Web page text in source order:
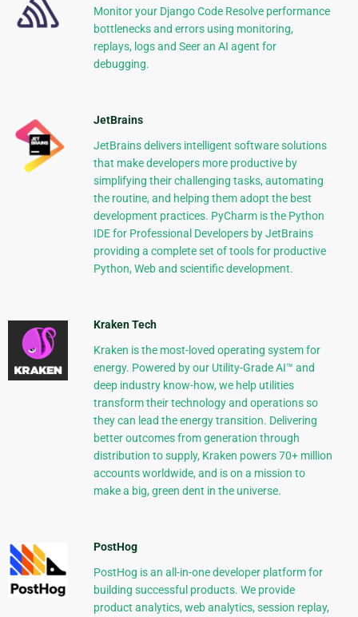
Monitor your Django Code Resolve performance
bottlenecks and errors using monitoring,
replays, logs and Seer an AI agent for
debugging.
JetBrains
JetBrains delivers intelligent software solutions
that make developers more productive by
simplifying their challenging tasks, automating
the routine, and helping them adopt the best
development practices. PyCharm is the Python
IDE for Professional Developers by JetBrains
providing a complete set of tools for productive
Python, Web and scientific development.
Kraken Tech
Kraken is the most-loved operating system for
energy. Powered by our Utility-Grade AI™ and
deep industry know-how, we help utilities
transform their technology and operations so
they can lead the energy transition. Delivering
better outcomes from generation through
distribution to supply, Kraken powers 70+ million
accounts worldwide, and is on a mission to
make a big, green dent in the universe.
PostHog
PostHog is an all-in-one developer platform for
building successful products. We provide
product analytics, web analytics, session replay,